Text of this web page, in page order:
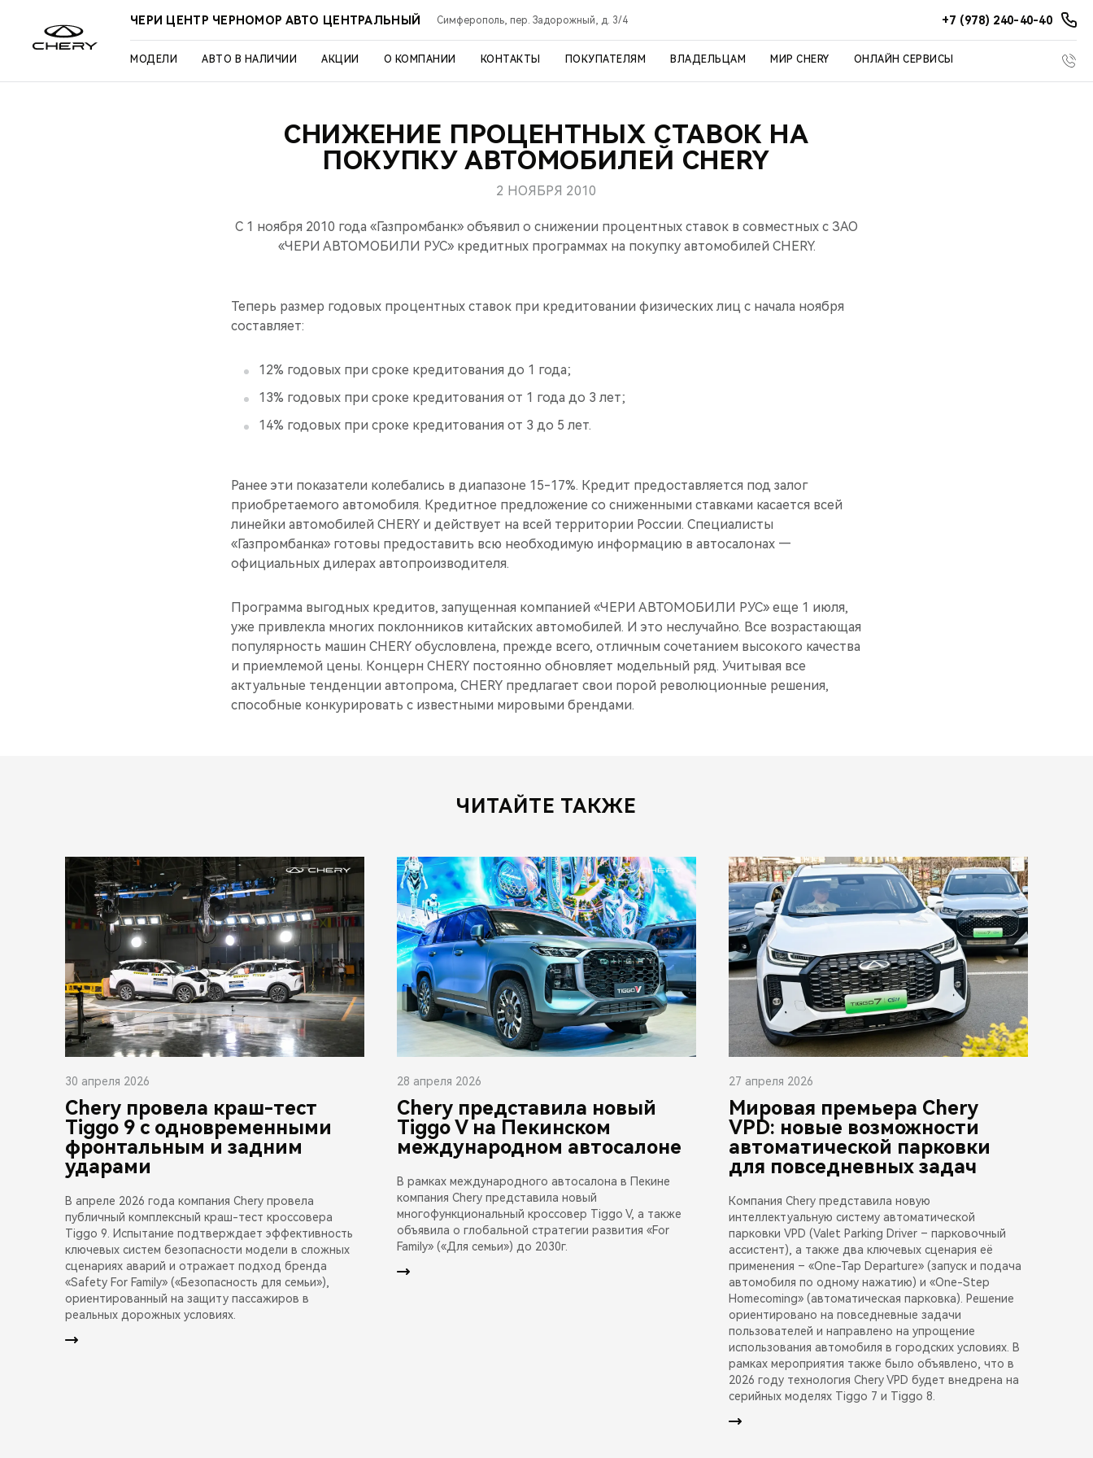
ЧЕРИ ЦЕНТР ЧЕРНОМОР АВТО ЦЕНТРАЛЬНЫЙ Симферополь, пер. Задорожный, д. 3/4 +7 (978) 240-40-40
МОДЕЛИ АВТО В НАЛИЧИИ АКЦИИ О КОМПАНИИ КОНТАКТЫ ПОКУПАТЕЛЯМ ВЛАДЕЛЬЦАМ МИР CHERY ОНЛАЙН СЕРВИСЫ
СНИЖЕНИЕ ПРОЦЕНТНЫХ СТАВОК НА
ПОКУПКУ АВТОМОБИЛЕЙ CHERY
2 НОЯБРЯ 2010
C 1 ноября 2010 года «Газпромбанк» объявил о снижении процентных ставок в совместных с ЗАО
«ЧЕРИ АВТОМОБИЛИ РУС» кредитных программах на покупку автомобилей CHERY.
Теперь размер годовых процентных ставок при кредитовании физических лиц с начала ноября
составляет:
12% годовых при сроке кредитования до 1 года;
13% годовых при сроке кредитования от 1 года до 3 лет;
14% годовых при сроке кредитования от 3 до 5 лет.
Ранее эти показатели колебались в диапазоне 15-17%. Кредит предоставляется под залог
приобретаемого автомобиля. Кредитное предложение со сниженными ставками касается всей
линейки автомобилей CHERY и действует на всей территории России. Специалисты
«Газпромбанка» готовы предоставить всю необходимую информацию в автосалонах —
официальных дилерах автопроизводителя.
Программа выгодных кредитов, запущенная компанией «ЧЕРИ АВТОМОБИЛИ РУС» еще 1 июля,
уже привлекла многих поклонников китайских автомобилей. И это неслучайно. Все возрастающая
популярность машин CHERY обусловлена, прежде всего, отличным сочетанием высокого качества
и приемлемой цены. Концерн CHERY постоянно обновляет модельный ряд. Учитывая все
актуальные тенденции автопрома, CHERY предлагает свои порой революционные решения,
способные конкурировать с известными мировыми брендами.
ЧИТАЙТЕ ТАКЖЕ
30 апреля 2026
Chery провела краш-тест
Tiggo 9 с одновременными
фронтальным и задним
ударами
В апреле 2026 года компания Chery провела
публичный комплексный краш-тест кроссовера
Tiggo 9. Испытание подтверждает эффективность
ключевых систем безопасности модели в сложных
сценариях аварий и отражает подход бренда
«Safety For Family» («Безопасность для семьи»),
ориентированный на защиту пассажиров в
реальных дорожных условиях.
28 апреля 2026
Chery представила новый
Tiggo V на Пекинском
международном автосалоне
В рамках международного автосалона в Пекине
компания Chery представила новый
многофункциональный кроссовер Tiggo V, а также
объявила о глобальной стратегии развития «For
Family» («Для семьи») до 2030г.
27 апреля 2026
Мировая премьера Chery
VPD: новые возможности
автоматической парковки
для повседневных задач
Компания Chery представила новую
интеллектуальную систему автоматической
парковки VPD (Valet Parking Driver – парковочный
ассистент), а также два ключевых сценария её
применения – «One-Tap Departure» (запуск и подача
автомобиля по одному нажатию) и «One-Step
Homecoming» (автоматическая парковка). Решение
ориентировано на повседневные задачи
пользователей и направлено на упрощение
использования автомобиля в городских условиях. В
рамках мероприятия также было объявлено, что в
2026 году технология Chery VPD будет внедрена на
серийных моделях Tiggo 7 и Tiggo 8.